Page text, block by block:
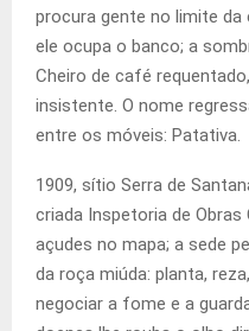
procura gente no limite da
ele ocupa o banco; a
Cheiro de café
insistente. O nome
entre os móveis: Patativa.
1909, sítio Serra de
criada Inspetoria de
açudes no mapa; a sede
da roça miúda: planta,
negociar a fome e a